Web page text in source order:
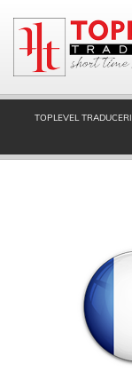
TOPLEVEL TRADUCERI